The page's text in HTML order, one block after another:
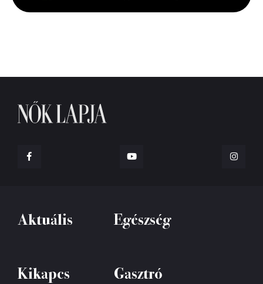
seconds
Aktuális Egészség
Kikapcs Gasztró